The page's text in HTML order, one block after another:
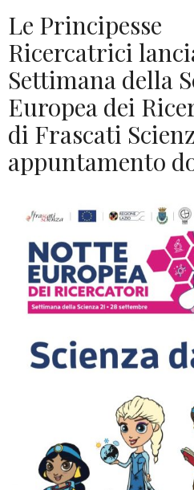
Le Principesse
Ricercatrici
Settimana della
Europea dei
di Frascati
appuntamento